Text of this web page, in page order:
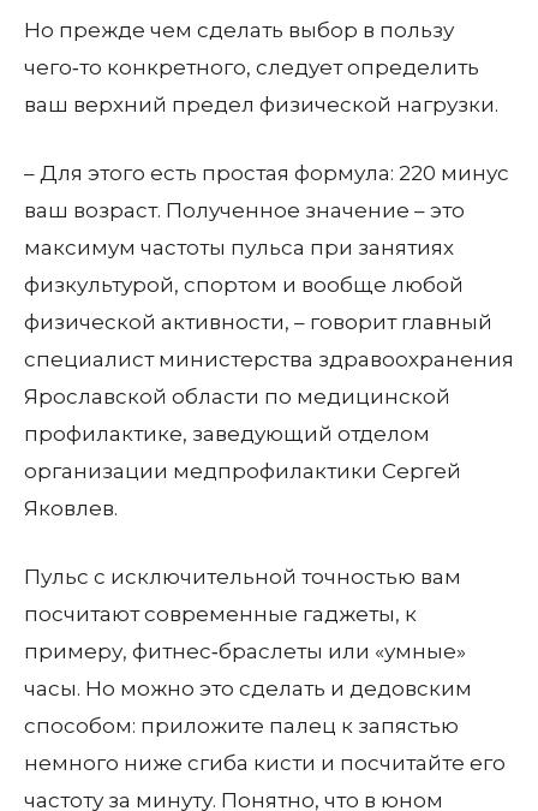
Но прежде чем сделать выбор в пользу
чего‑то конкретного, следует определить
ваш верхний предел физической нагрузки.
– Для этого есть простая формула: 220 минус
ваш возраст. Полученное значение – это
максимум частоты пульса при занятиях
физкультурой, спортом и вообще любой
физической активности, – говорит главный
специалист министерства здравоохранения
Ярославской области по медицинской
профилактике, заведующий отделом
организации медпрофилактики Сергей
Яковлев.
Пульс с исключительной точностью вам
посчитают современные гаджеты, к
примеру, фитнес‑браслеты или «умные»
часы. Но можно это сделать и дедовским
способом: приложите палец к запястью
немного ниже сгиба кисти и посчитайте его
частоту за минуту. Понятно, что в юном